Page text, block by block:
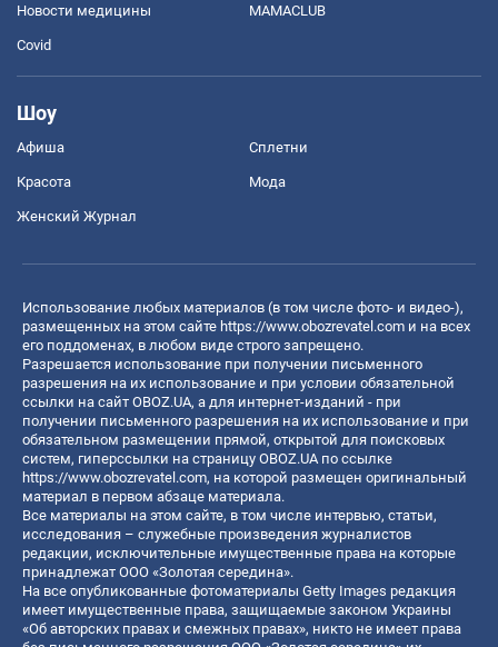
Новости медицины MAMACLUB
Covid
Шоу
Афиша Сплетни
Красота Мода
Женский Журнал
Использование любых материалов (в том числе фото- и видео-),
размещенных на этом сайте https://www.obozrevatel.com и на всех
его поддоменах, в любом виде строго запрещено.
Разрешается использование при получении письменного
разрешения на их использование и при условии обязательной
ссылки на сайт OBOZ.UA, а для интернет-изданий - при
получении письменного разрешения на их использование и при
обязательном размещении прямой, открытой для поисковых
систем, гиперссылки на страницу OBOZ.UA по ссылке
https://www.obozrevatel.com, на которой размещен оригинальный
материал в первом абзаце материала.
Все материалы на этом сайте, в том числе интервью, статьи,
исследования – служебные произведения журналистов
редакции, исключительные имущественные права на которые
принадлежат ООО «Золотая середина».
На все опубликованные фотоматериалы Getty Images редакция
имеет имущественные права, защищаемые законом Украины
«Об авторских правах и смежных правах», никто не имеет права